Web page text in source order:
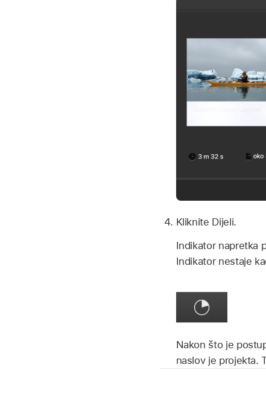
Kliknite Dijeli.
Indikator napretka
Indikator nestaje
Nakon što je
naslov je projekta.